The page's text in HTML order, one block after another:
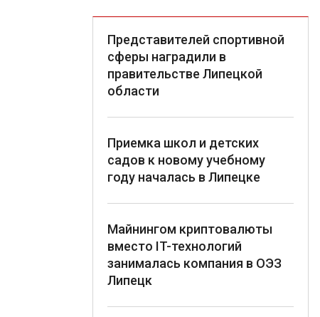
Представителей спортивной
сферы наградили в
правительстве Липецкой
области
Приемка школ и детских
садов к новому учебному
году началась в Липецке
Майнингом криптовалюты
вместо IT-технологий
занималась компания в ОЭЗ
Липецк